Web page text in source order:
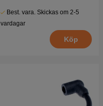
Best. vara. Skickas om 2-5
vardagar
Köp